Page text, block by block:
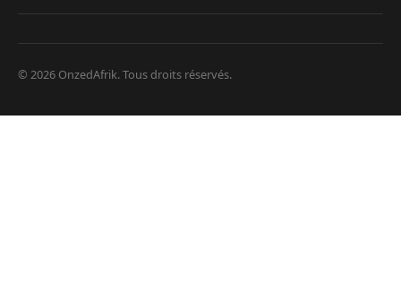
© 2026 OnzedAfrik. Tous droits réservés.